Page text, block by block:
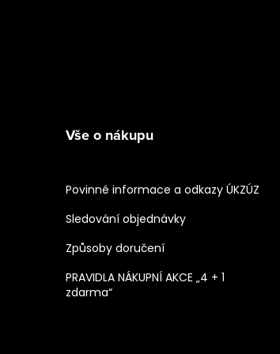
Vše o nákupu
Povinné informace a odkazy ÚKZÚZ
Sledování objednávky
Způsoby doručení
PRAVIDLA NÁKUPNÍ AKCE „4 + 1
zdarma“